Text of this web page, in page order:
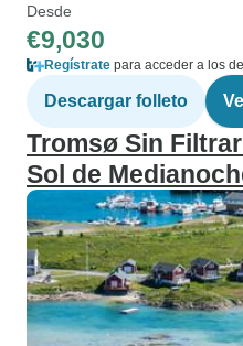
Desde
€9,030
Regístrate para acceder a los
Descargar folleto
Tromsø Sin
Sol de